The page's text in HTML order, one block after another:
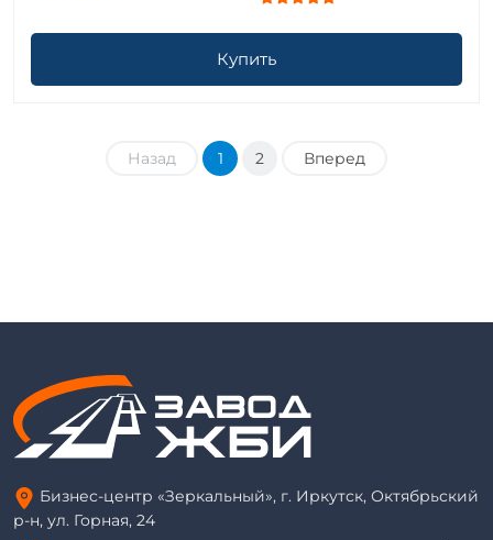
Купить
Назад 1 2 Вперед
Бизнес-центр «Зеркальный», г. Иркутск, Октябрьский
р-н, ул. Горная, 24